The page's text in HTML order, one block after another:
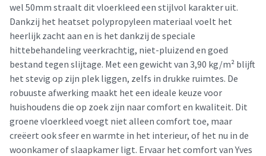
wel 50mm straalt dit vloerkleed een stijlvol karakter uit.
Dankzij het heatset polypropyleen materiaal voelt het
heerlijk zacht aan en is het dankzij de speciale
hittebehandeling veerkrachtig, niet-pluizend en goed
bestand tegen slijtage. Met een gewicht van 3,90 kg/m² blijft
het stevig op zijn plek liggen, zelfs in drukke ruimtes. De
robuuste afwerking maakt het een ideale keuze voor
huishoudens die op zoek zijn naar comfort en kwaliteit. Dit
groene vloerkleed voegt niet alleen comfort toe, maar
creëert ook sfeer en warmte in het interieur, of het nu in de
woonkamer of slaapkamer ligt. Ervaar het comfort van Yves